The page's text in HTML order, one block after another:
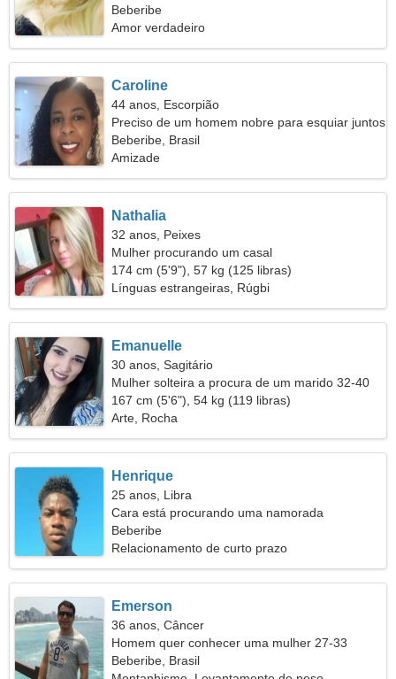
Beberibe
Amor verdadeiro
Caroline
44 anos, Escorpião
Preciso de um homem nobre para esquiar juntos
Beberibe, Brasil
Amizade
Nathalia
32 anos, Peixes
Mulher procurando um casal
174 cm (5'9"), 57 kg (125 libras)
Línguas estrangeiras, Rúgbi
Emanuelle
30 anos, Sagitário
Mulher solteira a procura de um marido 32-40
167 cm (5'6"), 54 kg (119 libras)
Arte, Rocha
Henrique
25 anos, Libra
Cara está procurando uma namorada
Beberibe
Relacionamento de curto prazo
Emerson
36 anos, Câncer
Homem quer conhecer uma mulher 27-33
Beberibe, Brasil